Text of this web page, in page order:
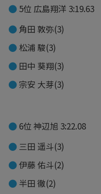
5位 広島翔洋 3:19.63
角田 敦弥(3)
松浦 駿(3)
田中 葵翔(3)
宗安 大芽(3)
6位 神辺旭 3:22.08
三田 遥斗(3)
伊藤 佑斗(2)
半田 徹(2)